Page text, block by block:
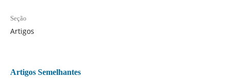
Seção
Artigos
Artigos Semelhantes